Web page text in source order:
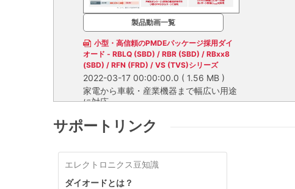
製品動画一覧
小型・高信頼のPMDEパッケージ採用ダイ
オード - RBLQ (SBD) / RBR (SBD) / RBxx8
(SBD) / RFN (FRD) / VS (TVS)シリーズ
2022-03-17 00:00:00.0 ( 1.56 MB )
家電から車載・産業機器まで幅広い用途
に対応
家電から車載・産業機器まで幅広い用途に対応
サポートリンク
エレクトロニクス豆知識
ダイオードとは？